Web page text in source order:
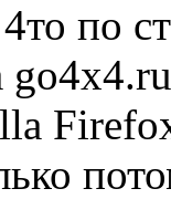
по